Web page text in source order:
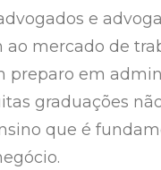
e
ao mercado de
preparo em
graduações
que é